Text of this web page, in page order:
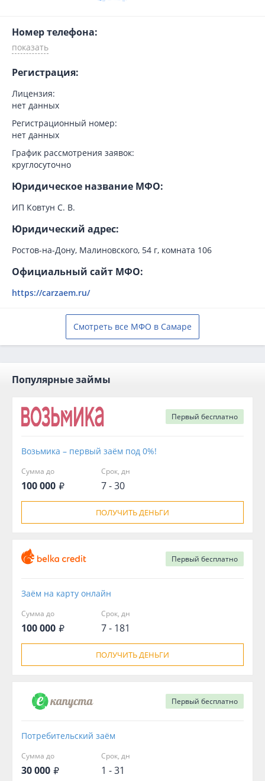
Номер телефона:
Регистрация:
Лицензия:
нет данных
Регистрационный номер:
нет данных
График рассмотрения заявок:
круглосуточно
Юридическое название МФО:
ИП Ковтун С. В.
Юридический адрес:
Ростов-на-Дону, Малиновского, 54 г, комната 106
Официальный сайт МФО:
https://carzaem.ru/
Смотреть все МФО в Самаре
Популярные займы
Первый бесплатно
Возьмика – первый заём под 0%!
Сумма до
100 000
Срок, дн
7 - 30
ПОЛУЧИТЬ ДЕНЬГИ
Первый бесплатно
Заём на карту онлайн
Сумма до
100 000
Срок, дн
7 - 181
ПОЛУЧИТЬ ДЕНЬГИ
Первый бесплатно
Потребительский заём
Сумма до
30 000
Срок, дн
1 - 31